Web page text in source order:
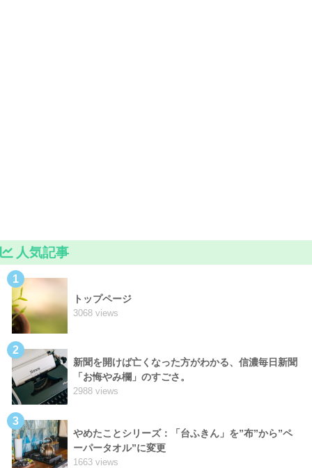
人気記事
1
トップページ
3068 views
2
新聞を開けば亡くなった方がわかる、信濃毎日新聞
「お悔やみ欄」のすごさ。
2988 views
3
やめたことシリーズ：「台ふきん」を”布”から”ペ
ーパータオル”に変更
1663 views